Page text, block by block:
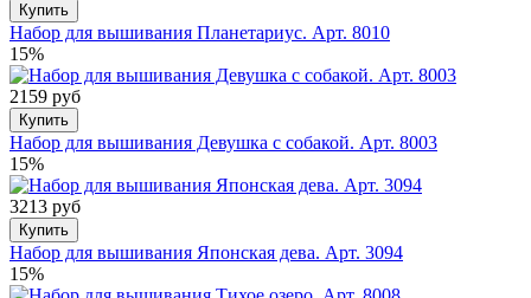
Купить
Набор для вышивания Планетариус. Арт. 8010
15%
2159 руб
Купить
Набор для вышивания Девушка с собакой. Арт. 8003
15%
3213 руб
Купить
Набор для вышивания Японская дева. Арт. 3094
15%